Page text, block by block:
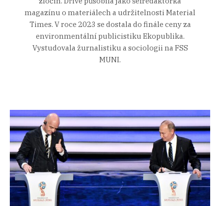
magazínu o materiálech a udržitelnosti Material
Times. V roce 2023 se dostala do finále ceny za
environmentální publicistiku Ekopublika.
Vystudovala žurnalistiku a sociologii na FSS
MUNI.